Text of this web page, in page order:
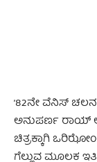
’82ನೇ ವೆನಿಸ್
ಅನುಪರ್ಣ ರಾಯ್
ಚಿತ್ರಕ್ಕಾಗಿ
ಗೆಲ್ಲುವ ಮೂಲಕ